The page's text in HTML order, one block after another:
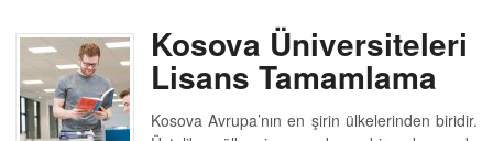
Kosova Üniversiteleri
Lisans Tamamlama
Kosova Avrupa’nın en şirin ülkelerinden biridir.